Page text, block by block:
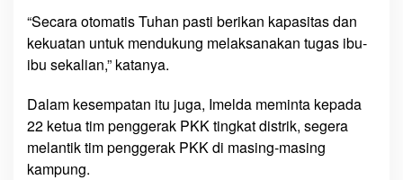
“Secara otomatis Tuhan pasti berikan kapasitas dan
kekuatan untuk mendukung melaksanakan tugas ibu-
ibu sekalian,” katanya.
Dalam kesempatan itu juga, Imelda meminta kepada
22 ketua tim penggerak PKK tingkat distrik, segera
melantik tim penggerak PKK di masing-masing
kampung.